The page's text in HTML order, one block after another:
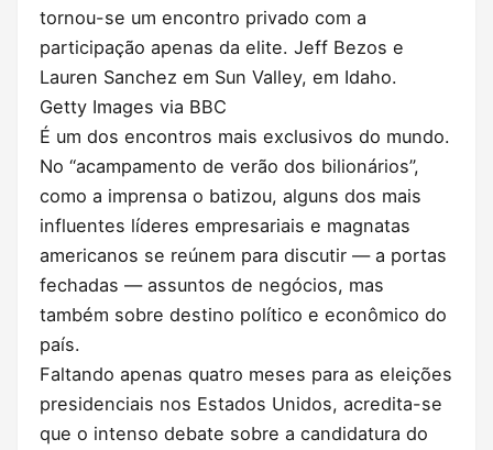
tornou-se um encontro privado com a
participação apenas da elite. Jeff Bezos e
Lauren Sanchez em Sun Valley, em Idaho.
Getty Images via BBC
É um dos encontros mais exclusivos do mundo.
No “acampamento de verão dos bilionários”,
como a imprensa o batizou, alguns dos mais
influentes líderes empresariais e magnatas
americanos se reúnem para discutir — a portas
fechadas — assuntos de negócios, mas
também sobre destino político e econômico do
país.
Faltando apenas quatro meses para as eleições
presidenciais nos Estados Unidos, acredita-se
que o intenso debate sobre a candidatura do